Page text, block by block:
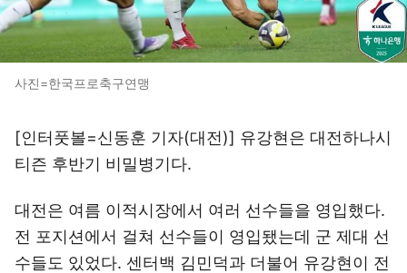
사진=한국프로축구연맹
[인터풋볼=신동훈 기자(대전)] 유강현은 대전하나시
티즌 후반기 비밀병기다.
대전은 여름 이적시장에서 여러 선수들을 영입했다.
전 포지션에서 걸쳐 선수들이 영입됐는데 군 제대 선
수들도 있었다. 센터백 김민덕과 더불어 유강현이 전